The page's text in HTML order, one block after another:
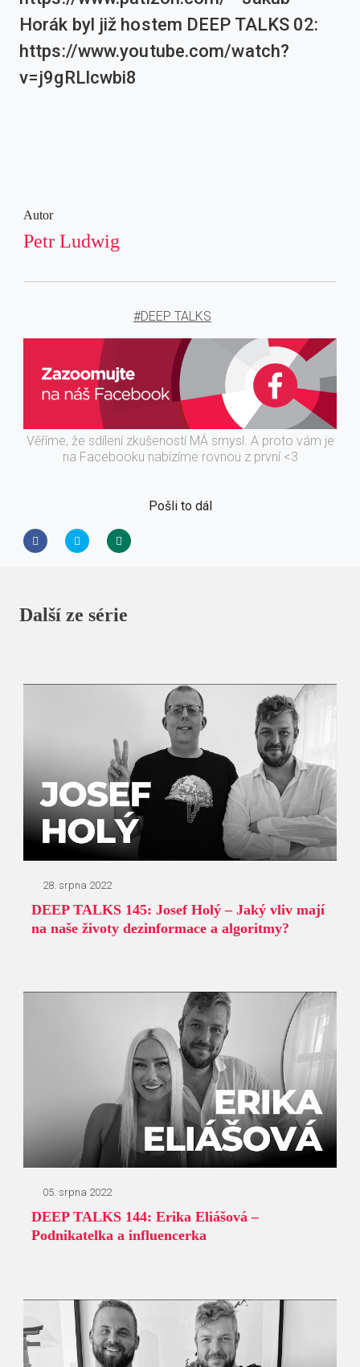
Horák byl již hostem DEEP TALKS 02:
https://www.youtube.com/watch?
v=j9gRLlcwbi8
Autor
Petr Ludwig
#DEEP TALKS
Věříme, že sdílení zkušeností MÁ smysl. A proto vám je
na Facebooku nabízíme rovnou z první <3
Pošli to dál
Další ze série
28. srpna 2022
DEEP TALKS 145: Josef Holý – Jaký vliv mají
na naše životy dezinformace a algoritmy?
05. srpna 2022
DEEP TALKS 144: Erika Eliášová –
Podnikatelka a influencerka